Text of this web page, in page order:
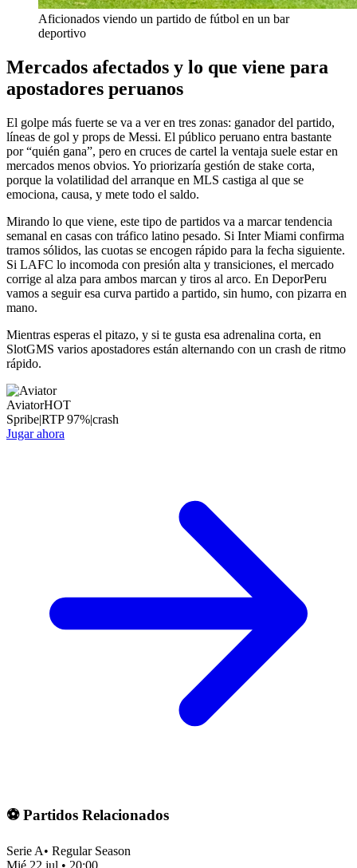
Aficionados viendo un partido de fútbol en un bar
deportivo
Mercados afectados y lo que viene para
apostadores peruanos
El golpe más fuerte se va a ver en tres zonas: ganador del partido,
líneas de gol y props de Messi. El público peruano entra bastante
por “quién gana”, pero en cruces de cartel la ventaja suele estar en
mercados menos obvios. Yo priorizaría gestión de stake corta,
porque la volatilidad del arranque en MLS castiga al que se
emociona, causa, y mete todo el saldo.
Mirando lo que viene, este tipo de partidos va a marcar tendencia
semanal en casas con tráfico latino pesado. Si Inter Miami confirma
tramos sólidos, las cuotas se encogen rápido para la fecha siguiente.
Si LAFC lo incomoda con presión alta y transiciones, el mercado
corrige al alza para ambos marcan y tiros al arco. En DeporPeru
vamos a seguir esa curva partido a partido, sin humo, con pizarra en
mano.
Mientras esperas el pitazo, y si te gusta esa adrenalina corta, en
SlotGMS varios apostadores están alternando con un crash de ritmo
rápido.
AviatorHOT
Spribe|RTP97%|crash
Jugar ahora
⚽ Partidos Relacionados
Serie A• Regular Season